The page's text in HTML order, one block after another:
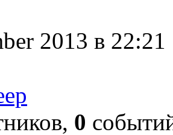
2013 в 22:21
0